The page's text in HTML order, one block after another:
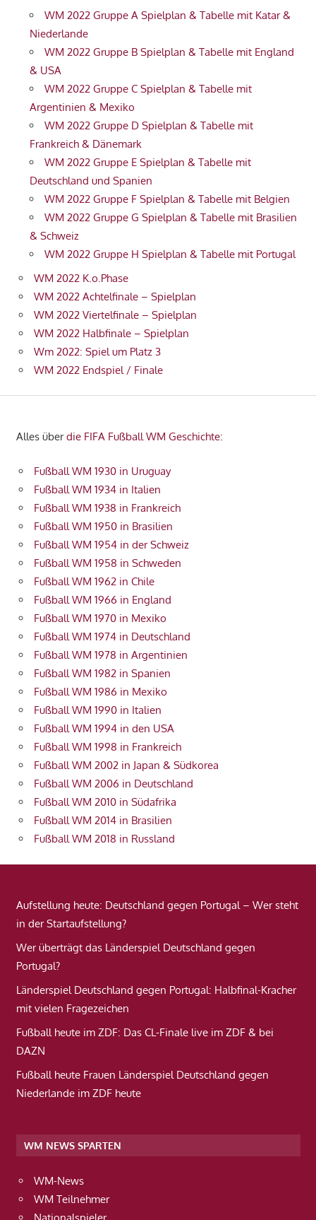
WM 2022 Gruppe A Spielplan & Tabelle mit Katar &
Niederlande
WM 2022 Gruppe B Spielplan & Tabelle mit England
& USA
WM 2022 Gruppe C Spielplan & Tabelle mit
Argentinien & Mexiko
WM 2022 Gruppe D Spielplan & Tabelle mit
Frankreich & Dänemark
WM 2022 Gruppe E Spielplan & Tabelle mit
Deutschland und Spanien
WM 2022 Gruppe F Spielplan & Tabelle mit Belgien
WM 2022 Gruppe G Spielplan & Tabelle mit Brasilien
& Schweiz
WM 2022 Gruppe H Spielplan & Tabelle mit Portugal
WM 2022 K.o.Phase
WM 2022 Achtelfinale – Spielplan
WM 2022 Viertelfinale – Spielplan
WM 2022 Halbfinale – Spielplan
Wm 2022: Spiel um Platz 3
WM 2022 Endspiel / Finale
Alles überdie FIFA Fußball WM Geschichte:
Fußball WM 1930 in Uruguay
Fußball WM 1934 in Italien
Fußball WM 1938 in Frankreich
Fußball WM 1950 in Brasilien
Fußball WM 1954 in der Schweiz
Fußball WM 1958 in Schweden
Fußball WM 1962 in Chile
Fußball WM 1966 in England
Fußball WM 1970 in Mexiko
Fußball WM 1974 in Deutschland
Fußball WM 1978 in Argentinien
Fußball WM 1982 in Spanien
Fußball WM 1986 in Mexiko
Fußball WM 1990 in Italien
Fußball WM 1994 in den USA
Fußball WM 1998 in Frankreich
Fußball WM 2002 in Japan & Südkorea
Fußball WM 2006 in Deutschland
Fußball WM 2010 in Südafrika
Fußball WM 2014 in Brasilien
Fußball WM 2018 in Russland
Aufstellung heute: Deutschland gegen Portugal – Wer steht
in der Startaufstellung?
Wer überträgt das Länderspiel Deutschland gegen
Portugal?
Länderspiel Deutschland gegen Portugal: Halbfinal-Kracher
mit vielen Fragezeichen
Fußball heute im ZDF: Das CL-Finale live im ZDF & bei
DAZN
Fußball heute Frauen Länderspiel Deutschland gegen
Niederlande im ZDF heute
WM NEWS SPARTEN
WM-News
WM Teilnehmer